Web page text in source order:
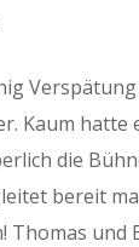
Kaum
die
bereit
und